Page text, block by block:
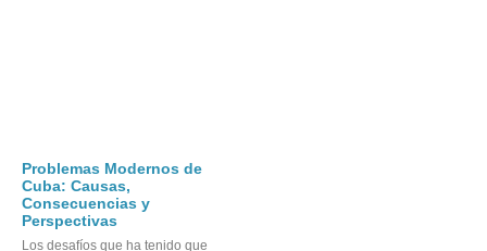
Problemas Modernos de
Cuba: Causas,
Consecuencias y
Perspectivas
Los desafíos que ha tenido que